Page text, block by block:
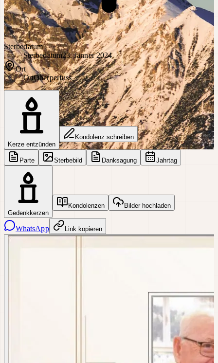
Sterbedatum
Sterbedatum23. Jänner 2024
Ort
OrtOberperfuss
Kerze entzünden
Kondolenz schreiben
Parte Sterbebild Danksagung Jahrtag
Gedenkkerzen
Kondolenzen Bilder hochladen
WhatsApp Link kopieren